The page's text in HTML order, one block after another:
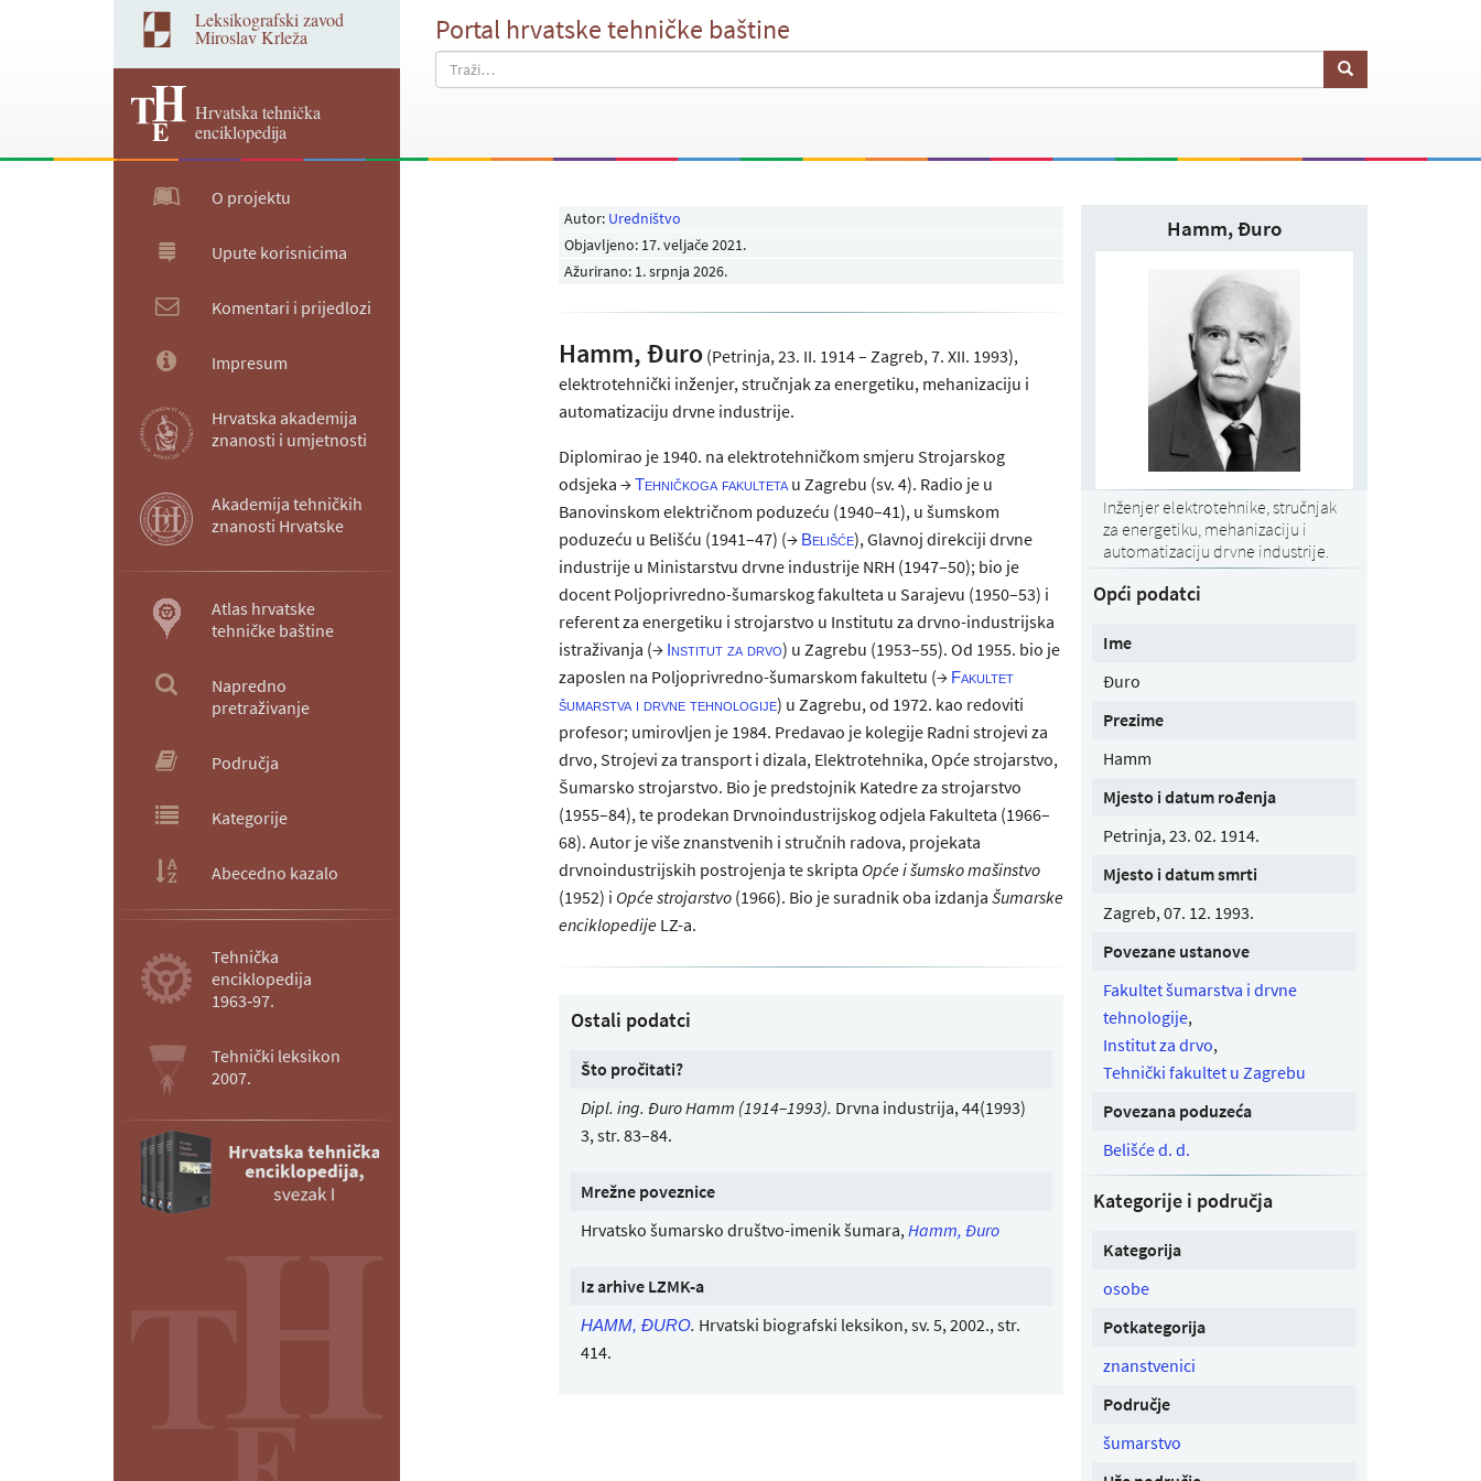
Leksikografski zavod
Miroslav Krleža
Hrvatska tehnička
enciklopedija
Portal hrvatske tehničke baštine
O projektu
Upute korisnicima
Komentari i prijedlozi
Impresum
Hrvatska akademija
znanosti i umjetnosti
Akademija tehničkih
znanosti Hrvatske
Atlas hrvatske
tehničke baštine
Napredno
pretraživanje
Područja
Kategorije
Abecedno kazalo
Tehnička
enciklopedija
1963‑97.
Tehnički leksikon
2007.
Autor: Uredništvo
Objavljeno: 17. veljače 2021.
Ažurirano: 1. srpnja 2026.
Hamm, Đuro (Petrinja, 23. II. 1914 – Zagreb, 7. XII. 1993),
elektrotehnički inženjer, stručnjak za energetiku, mehanizaciju i
automatizaciju drvne industrije.
Diplomirao je 1940. na elektrotehničkom smjeru Strojarskog
odsjeka →Tehničkoga fakulteta u Zagrebu (sv. 4). Radio je u
Banovinskom električnom poduzeću (1940–41), u šumskom
poduzeću u Belišću (1941–47) (→ Belišće), Glavnoj direkciji drvne
industrije u Ministarstvu drvne industrije NRH (1947–50); bio je
docent Poljoprivredno-šumarskog fakulteta u Sarajevu (1950–53) i
referent za energetiku i strojarstvo u Institutu za drvno-industrijska
istraživanja (→ Institut za drvo) u Zagrebu (1953–55). Od 1955. bio je
zaposlen na Poljoprivredno-šumarskom fakultetu (→ Fakultet
šumarstva i drvne tehnologije) u Zagrebu, od 1972. kao redoviti
profesor; umirovljen je 1984. Predavao je kolegije Radni strojevi za
drvo, Strojevi za transport i dizala, Elektrotehnika, Opće strojarstvo,
Šumarsko strojarstvo. Bio je predstojnik Katedre za strojarstvo
(1955–84), te prodekan Drvnoindustrijskog odjela Fakulteta (1966–
68). Autor je više znanstvenih i stručnih radova, projekata
drvnoindustrijskih postrojenja te skripta Opće i šumsko mašinstvo
(1952) i Opće strojarstvo (1966). Bio je suradnik oba izdanja Šumarske
enciklopedije LZ-a.
Ostali podatci
Što pročitati?
Dipl. ing. Đuro Hamm (1914–1993). Drvna industrija, 44(1993)
3, str. 83–84.
Mrežne poveznice
Hrvatsko šumarsko društvo-imenik šumara, Hamm, Đuro
Iz arhive LZMK-a
HAMM, ĐURO. Hrvatski biografski leksikon, sv. 5, 2002., str.
414.
Hamm, Đuro
Inženjer elektrotehnike, stručnjak
za energetiku, mehanizaciju i
automatizaciju drvne industrije.
Opći podatci
Ime
Đuro
Prezime
Hamm
Mjesto i datum rođenja
Petrinja, 23. 02. 1914.
Mjesto i datum smrti
Zagreb, 07. 12. 1993.
Povezane ustanove
Fakultet šumarstva i drvne
tehnologije,
Institut za drvo,
Tehnički fakultet u Zagrebu
Povezana poduzeća
Belišće d. d.
Kategorije i područja
Kategorija
osobe
Potkategorija
znanstvenici
Područje
šumarstvo